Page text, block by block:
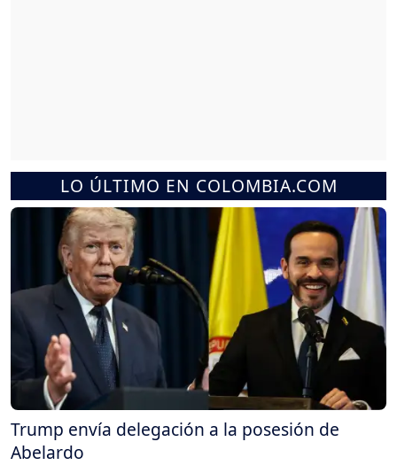
LO ÚLTIMO EN COLOMBIA.COM
Trump envía delegación a la posesión de
Abelardo